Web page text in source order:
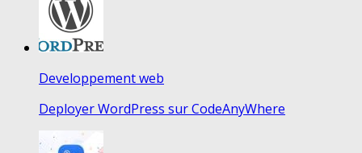
Developpement web
Deployer WordPress sur CodeAnyWhere